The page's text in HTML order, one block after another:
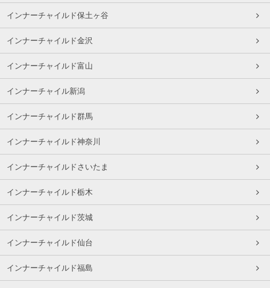
インナーチャイルド保土ヶ谷
インナーチャイルド金沢
インナーチャイルド富山
インナーチャイル新潟
インナーチャイルド群馬
インナーチャイルド神奈川
インナーチャイルドさいたま
インナーチャイルド栃木
インナーチャイルド茨城
インナーチャイルド仙台
インナーチャイルド福島